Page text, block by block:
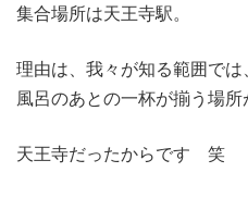
集合場所は天王寺駅。
理由は、我々が知る範囲で
風呂のあとの一杯が揃う場所
天王寺だったからです 笑